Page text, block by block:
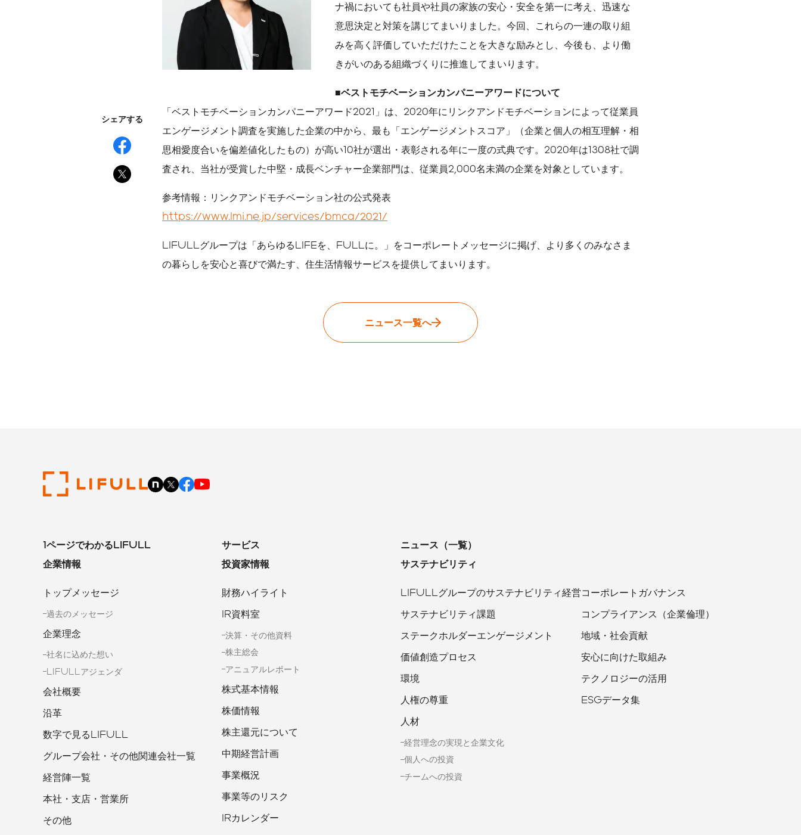
ナ禍においても社員や社員の家族の安心・安全を第一に考え、迅速な
意思決定と対策を講じてまいりました。今回、これらの一連の取り組
みを高く評価していただけたことを大きな励みとし、今後も、より働
きがいのある組織づくりに推進してまいります。
■ベストモチベーションカンパニーアワードについて
「ベストモチベーションカンパニーアワード2021」は、2020年にリンクアンドモチベーションによって従業員
エンゲージメント調査を実施した企業の中から、最も「エンゲージメントスコア」（企業と個人の相互理解・相
思相愛度合いを偏差値化したもの）が高い10社が選出・表彰される年に一度の式典です。2020年は1308社で調
査され、当社が受賞した中堅・成長ベンチャー企業部門は、従業員2,000名未満の企業を対象としています。
参考情報：リンクアンドモチベーション社の公式発表
https://www.lmi.ne.jp/services/bmca/2021/
LIFULLグループは「あらゆるLIFEを、FULLに。」をコーポレートメッセージに掲げ、より多くのみなさま
の暮らしを安心と喜びで満たす、住生活情報サービスを提供してまいります。
ニュース一覧へ
シェアする
1ページでわかるLIFULL サービス
ニュース（一覧）
企業情報
トップメッセージ
過去のメッセージ
企業理念
社名に込めた想い
LIFULLアジェンダ
会社概要
沿革
数字で見るLIFULL
グループ会社・その他関連会社一覧
経営陣一覧
本社・支店・営業所
その他
投資家情報
財務ハイライト
IR資料室
決算・その他資料
株主総会
アニュアルレポート
株式基本情報
株価情報
株主還元について
中期経営計画
事業概況
事業等のリスク
IRカレンダー
サステナビリティ
LIFULLグループのサステナビリティ経営
サステナビリティ課題
ステークホルダーエンゲージメント
価値創造プロセス
環境
人権の尊重
人材
経営理念の実現と企業文化
個人への投資
チームへの投資
コーポレートガバナンス
コンプライアンス（企業倫理）
地域・社会貢献
安心に向けた取組み
テクノロジーの活用
ESGデータ集